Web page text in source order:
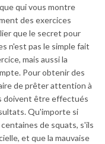
qui vous montre
des exercices
que le secret pour
n'est pas le simple fait
mais aussi la
Pour obtenir des
de prêter attention à
doivent être effectués
Qu'importe si
de squats, s'ils
et que la mauvaise